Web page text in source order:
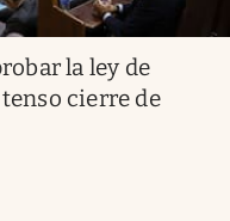
la ley de
cierre de